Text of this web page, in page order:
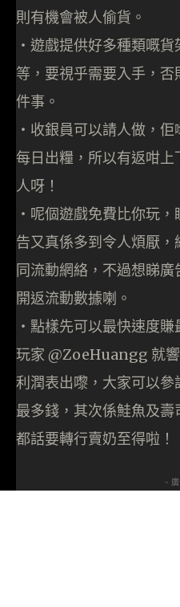
則有機會被人偷貨。
・遊戲提供好多種類嘅
等，要視乎需要入手，
件事。
・收銀員可以請人做，
每日出糧，所以有返咁
人呀！
・呢個遊戲免費比你玩
告又真係多到令人煩厭
同流動網絡，不過想睇
開返流動數據喇。
・點樣先可以最快速度
玩家 @ZoeHuangg 就
利潤表出嚟，大家可以
最多錢，其次係鮭魚及
都話要轉行賣奶至得啦！
-